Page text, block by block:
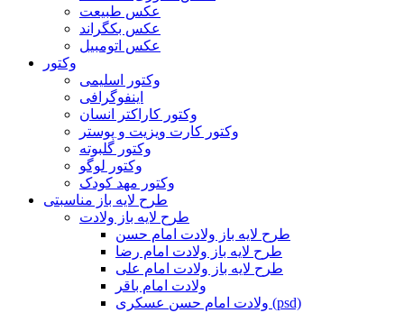
عکس طبیعت
عکس بکگراند
عکس اتومبیل
وکتور
وکتور اسلیمی
اینفوگرافی
وکتور کاراکتر انسان
وکتور کارت ویزیت و پوستر
وکتور گلبوته
وکتور لوگو
وکتور مهد کودک
طرح لایه باز مناسبتی
طرح لایه باز ولادت
طرح لایه باز ولادت امام حسن
طرح لایه باز ولادت امام رضا
طرح لایه باز ولادت امام علی
ولادت امام باقر
ولادت امام حسن عسکری (psd)